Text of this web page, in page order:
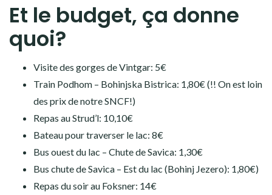
Et le budget, ça donne
quoi?
Visite des gorges de Vintgar: 5€
Train Podhom – Bohinjska Bistrica: 1,80€ (!! On est loin
des prix de notre SNCF!)
Repas au Strud’l: 10,10€
Bateau pour traverser le lac: 8€
Bus ouest du lac – Chute de Savica: 1,30€
Bus chute de Savica – Est du lac (Bohinj Jezero): 1,80€)
Repas du soir au Foksner: 14€